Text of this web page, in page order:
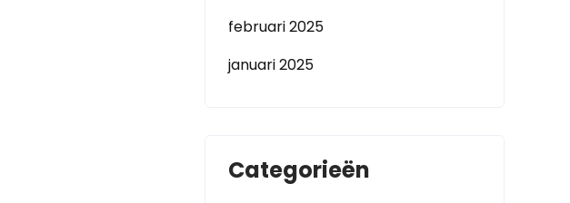
februari 2025
januari 2025
Categorieën